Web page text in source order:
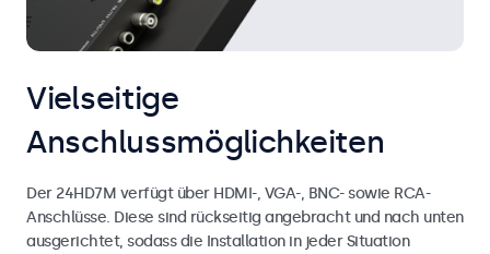
Vielseitige
Anschlussmöglichkeiten
Der 24HD7M verfügt über HDMI-, VGA-, BNC- sowie RCA-
Anschlüsse. Diese sind rückseitig angebracht und nach unten
ausgerichtet, sodass die Installation in jeder Situation